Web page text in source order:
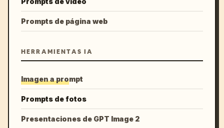
Prompts de página web
HERRAMIENTAS IA
Imagen a prompt
Prompts de fotos
Presentaciones de GPT Image 2